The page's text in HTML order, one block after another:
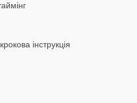
інструкція